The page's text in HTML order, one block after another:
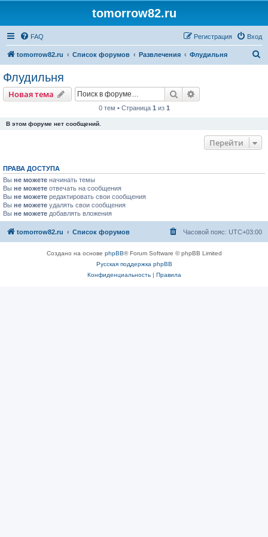
tomorrow82.ru
FAQ Вход
Регистрация
tomorrow82.ru Список форумов Развлечения Флудильня
Флудильня
Новая тема Поиск
0 тем • Страница 1 из 1
В этом форуме нет сообщений.
Перейти
ПРАВА ДОСТУПА
Вы не можете начинать темы
Вы не можете отвечать на сообщения
Вы не можете редактировать свои сообщения
Вы не можете удалять свои сообщения
Вы не можете добавлять вложения
tomorrow82.ru Список форумов Часовой пояс: UTC+03:00
Создано на основе phpBB® Forum Software © phpBB Limited
Русская поддержка phpBB
Конфиденциальность| Правила